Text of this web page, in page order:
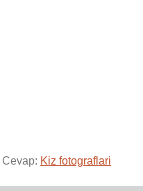
Kiz fotograflari